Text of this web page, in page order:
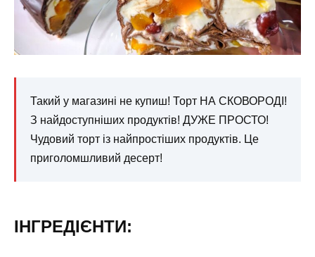
Такий у магазині не купиш! Торт НА СКОВОРОДІ!
З найдоступніших продуктів! ДУЖЕ ПРОСТО!
Чудовий торт із найпростіших продуктів. Це
приголомшливий десерт!
ІНГРЕДІЄНТИ: